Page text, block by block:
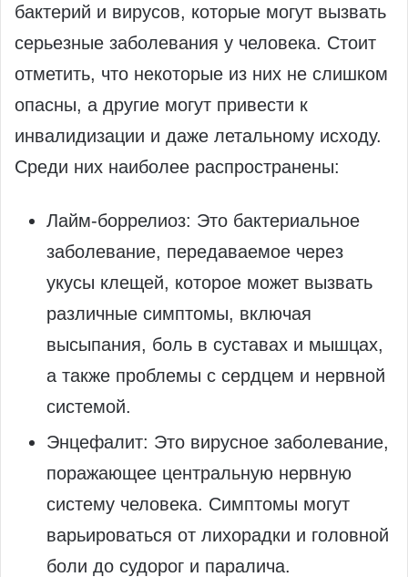
бактерий и вирусов, которые могут вызвать
серьезные заболевания у человека. Стоит
отметить, что некоторые из них не слишком
опасны, а другие могут привести к
инвалидизации и даже летальному исходу.
Среди них наиболее распространены:
Лайм-боррелиоз: Это бактериальное
заболевание, передаваемое через
укусы клещей, которое может вызвать
различные симптомы, включая
высыпания, боль в суставах и мышцах,
а также проблемы с сердцем и нервной
системой.
Энцефалит: Это вирусное заболевание,
поражающее центральную нервную
систему человека. Симптомы могут
варьироваться от лихорадки и головной
боли до судорог и паралича.